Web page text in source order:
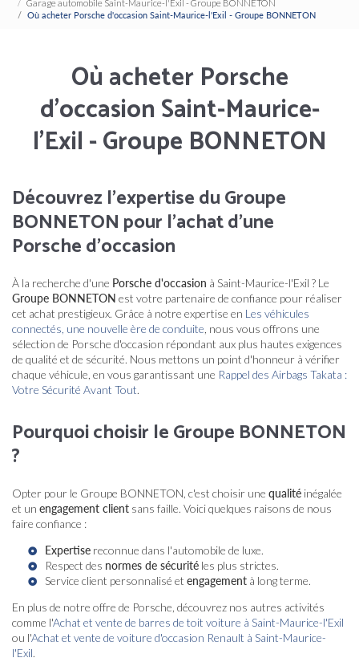
Garage automobile Saint-Maurice-l'Exil - Groupe BONNETON
Où acheter Porsche d'occasion Saint-Maurice-l'Exil - Groupe BONNETON
Où acheter Porsche
d'occasion Saint-Maurice-
l'Exil - Groupe BONNETON
Découvrez l'expertise du Groupe
BONNETON pour l'achat d'une
Porsche d'occasion
À la recherche d'une Porsche d'occasion à Saint-Maurice-l'Exil ? Le
Groupe BONNETON est votre partenaire de confiance pour réaliser
cet achat prestigieux. Grâce à notre expertise en Les véhicules
connectés, une nouvelle ère de conduite , nous vous offrons une
sélection de Porsche d'occasion répondant aux plus hautes exigences
de qualité et de sécurité. Nous mettons un point d'honneur à vérifier
chaque véhicule, en vous garantissant une Rappel des Airbags Takata :
Votre Sécurité Avant Tout.
Pourquoi choisir le Groupe BONNETON
?
Opter pour le Groupe BONNETON, c'est choisir une qualité inégalée
et un engagement client sans faille. Voici quelques raisons de nous
faire confiance :
Expertise reconnue dans l'automobile de luxe.
Respect des normes de sécurité les plus strictes.
Service client personnalisé et engagement à long terme.
En plus de notre offre de Porsche, découvrez nos autres activités
comme l'Achat et vente de barres de toit voiture à Saint-Maurice-l'Exil
ou l'Achat et vente de voiture d'occasion Renault à Saint-Maurice-
l'Exil.